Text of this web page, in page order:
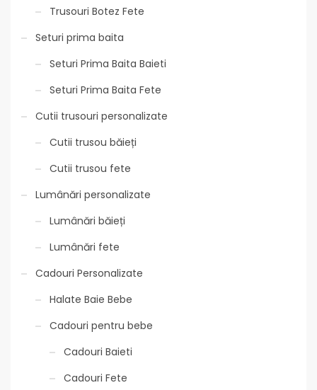
Trusouri Botez Fete
Seturi prima baita
Seturi Prima Baita Baieti
Seturi Prima Baita Fete
Cutii trusouri personalizate
Cutii trusou băieți
Cutii trusou fete
Lumânări personalizate
Lumânări băieți
Lumânări fete
Cadouri Personalizate
Halate Baie Bebe
Cadouri pentru bebe
Cadouri Baieti
Cadouri Fete